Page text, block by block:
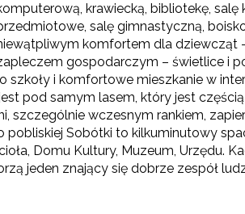
krawiecką, bibliotekę,
salę gimnastyczną,
komfortem dla dziewcząt
gospodarczym – świetlice i
i komfortowe mieszkanie w
pod samym lasem, który jest
szczególnie wczesnym rankiem,
Sobótki to kilkuminutowy
Domu Kultury, Muzeum, Urzędu.
jeden znający się dobrze zespół